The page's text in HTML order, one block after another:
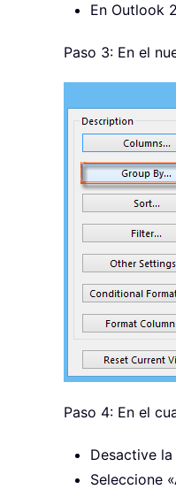
En Outlook
Paso 3: En el
Paso 4: En el
Desactive
Seleccione